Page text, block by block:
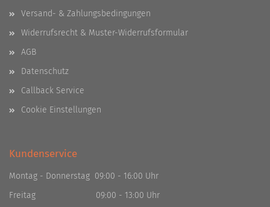
Versand- & Zahlungsbedingungen
Widerrufsrecht & Muster-Widerrufsformular
AGB
Datenschutz
Callback Service
Cookie Einstellungen
Kundenservice
Montag - Donnerstag 09:00 - 16:00 Uhr
Freitag 09:00 - 13:00 Uhr